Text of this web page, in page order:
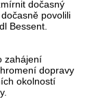
dočasný
povolili
Bessent.
zahájení
dopravy
okolností